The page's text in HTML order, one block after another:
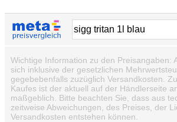
Wichtige Information zu den Preisangaben:
sich inklusive der gesetzlichen
gegebebenfalls zuzüglich Versandkosten.
Kaufes ist der aktuell auf der Händlerseite
maßgeblich. Bitte beachten Sie, dass aus
zeitweise Abweichungen, des Preises, der
Versandkosten entstehen können.